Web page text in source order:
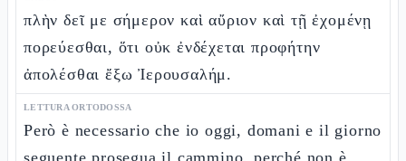
πλὴν δεῖ με σήμερον καὶ αὔριον καὶ τῇ ἐχομένῃ
πορεύεσθαι, ὅτι οὐκ ἐνδέχεται προφήτην
ἀπολέσθαι ἔξω Ἰερουσαλήμ.
LETTURA ORTODOSSA
Però è necessario che io oggi, domani e il giorno
seguente prosegua il cammino, perché non è